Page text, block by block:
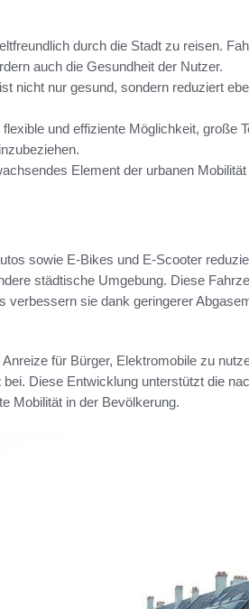
durch die Stadt zu reisen.
auch die Gesundheit der Nutzer.
nicht nur gesund, sondern reduziert
und effiziente Möglichkeit, große
Element der urbanen Mobilität
sowie E-Bikes und E-Scooter
städtische Umgebung. Diese
sie dank geringerer
für Bürger, Elektromobile zu
bei. Diese Entwicklung unterstützt die
Mobilität in der Bevölkerung.